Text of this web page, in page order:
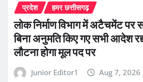
प्रदेश हमर छत्तीसगढ़
लोक निर्माण विभाग में अटैचमेंट
बिना अनुमति किए गए सभी आदेश
लौटना होगा मूल पद पर
Junior Editor1 Aug 7, 2026